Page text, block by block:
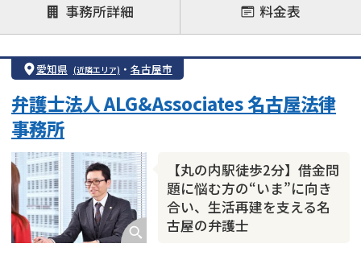
借金返済相談・交渉
自己破産
任意整理
個人再生
時効援用
会社破産・法人破産
住宅ローン
消費者金融・サラ金
カードローン
事務所詳細 料金表
愛知県 (近隣エリア) ・ 名古屋市
【丸の内駅徒歩2分】借金問
題に悩む方の“いま”に向き
合い、生活再建を支える名
古屋の弁護士
弁護士法人 ALG&Associates 名古屋法律
事務所